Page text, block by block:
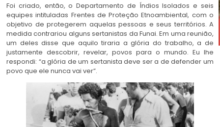
Foi criado, então, o Departamento de Índios Isolados e seis
equipes intituladas Frentes de Proteção Etnoambiental, com o
objetivo de protegerem aquelas pessoas e seus territórios. A
medida contrariou alguns sertanistas da Funai. Em uma reunião,
um deles disse que aquilo tiraria a glória do trabalho, a de
justamente descobrir, revelar, povos para o mundo. Eu lhe
respondi: “a glória de um sertanista deve ser a de defender um
povo que ele nunca vai ver”.